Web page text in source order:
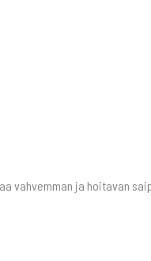
vahvemman ja hoitavan